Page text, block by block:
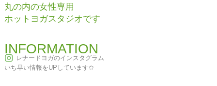
丸の内の女性専用
ホットヨガスタジオです
INFORMATION
レナードヨガのインスタグラム
いち早い情報をUPしています✩